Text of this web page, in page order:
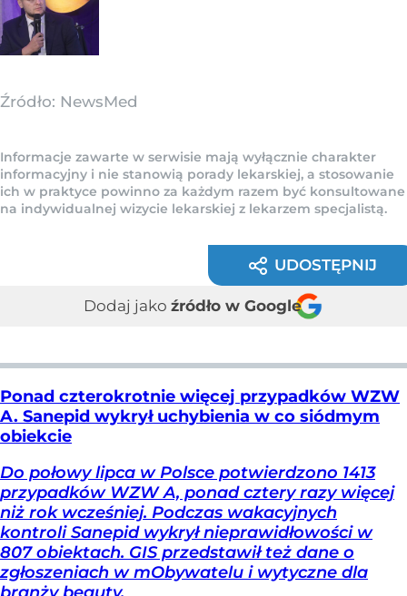
Źródło: NewsMed
Informacje zawarte w serwisie mają wyłącznie charakter
informacyjny i nie stanowią porady lekarskiej, a stosowanie
ich w praktyce powinno za każdym razem być konsultowane
na indywidualnej wizycie lekarskiej z lekarzem specjalistą.
UDOSTĘPNIJ
Dodaj jako źródło w Google
Ponad czterokrotnie więcej przypadków WZW
A. Sanepid wykrył uchybienia w co siódmym
obiekcie
Do połowy lipca w Polsce potwierdzono 1413
przypadków WZW A, ponad cztery razy więcej
niż rok wcześniej. Podczas wakacyjnych
kontroli Sanepid wykrył nieprawidłowości w
807 obiektach. GIS przedstawił też dane o
zgłoszeniach w mObywatelu i wytyczne dla